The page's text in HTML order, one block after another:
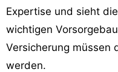
Expertise und sieht
wichtigen
Versicherung müssen
werden.